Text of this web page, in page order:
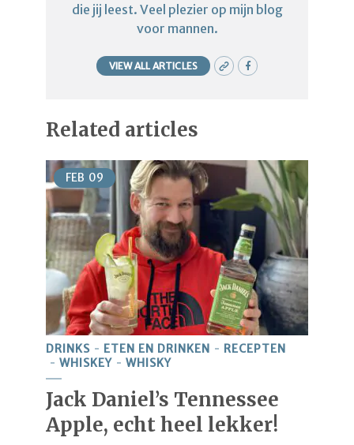
die jij leest. Veel plezier op mijn blog
voor mannen.
VIEW ALL ARTICLES
Related articles
FEB 09
DRINKS ETEN EN DRINKEN
RECEPTEN
WHISKEY
WHISKY
Jack Daniel’s Tennessee
Apple, echt heel lekker!